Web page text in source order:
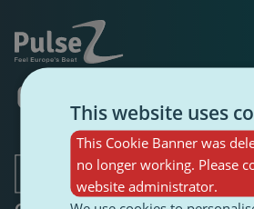
Otwiera
się
karcie
nowej
karcie
się
w
nowej
karcie
się
w
nowej
karcie
się
w
nowej
karcie
się
w
nowej
karcie
This website uses
This Cookie Banner was
no longer working. Please
website administrator.